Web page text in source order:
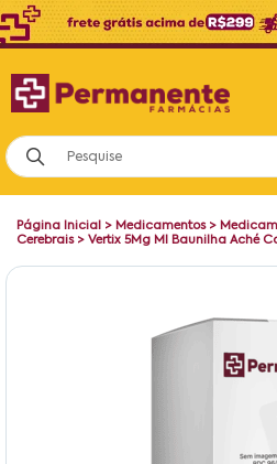
Página Inicial > Medicamentos>
Cerebrais> Vertix 5Mg Ml Baunilha Aché